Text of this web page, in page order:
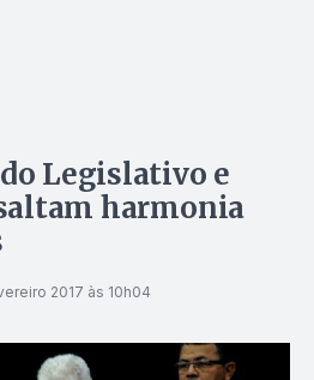
Legislativo e
harmonia
2017 às 10h04